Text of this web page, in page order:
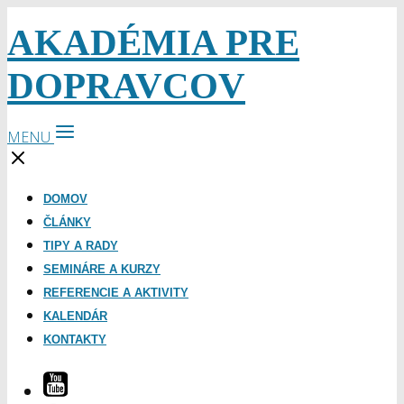
AKADÉMIA PRE
DOPRAVCOV
MENU
DOMOV
ČLÁNKY
TIPY A RADY
SEMINÁRE A KURZY
REFERENCIE A AKTIVITY
KALENDÁR
KONTAKTY